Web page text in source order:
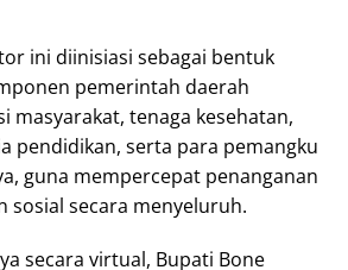
ini diinisiasi sebagai bentuk
pemerintah daerah
masyarakat, tenaga kesehatan,
pendidikan, serta para pemangku
guna mempercepat penanganan
sosial secara menyeluruh.
secara virtual, Bupati Bone